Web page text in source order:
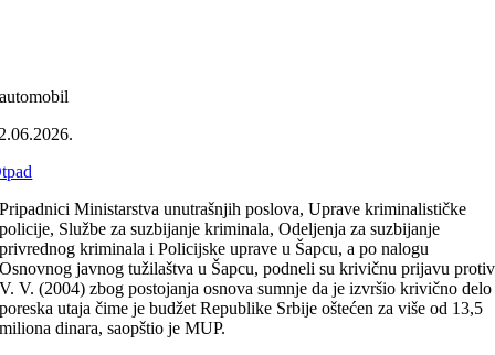
automobil
Pripadnici Ministarstva unutrašnjih poslova, Uprave kriminalističke
policije, Službe za suzbijanje kriminala, Odelјenja za suzbijanje
privrednog kriminala i Policijske uprave u Šapcu, a po nalogu
Osnovnog javnog tužilaštva u Šapcu, podneli su krivičnu prijavu protiv
V. V. (2004) zbog postojanja osnova sumnje da je izvršio krivično delo
poreska utaja čime je budžet Republike Srbije oštećen za više od 13,5
miliona dinara, saopštio je MUP.